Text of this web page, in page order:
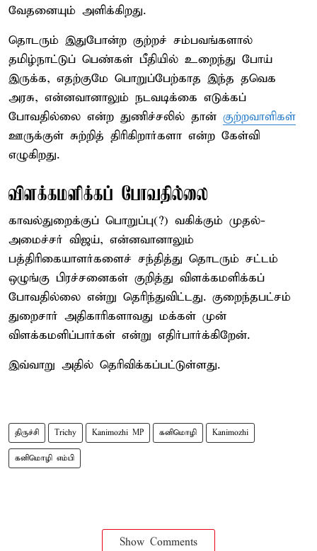
வேதனையும் அளிக்கிறது.
தொடரும் இதுபோன்ற குற்றச் சம்பவங்களால்
தமிழ்நாட்டுப் பெண்கள் பீதியில் உறைந்து போய்
இருக்க, எதற்குமே பொறுப்பேற்காத இந்த தவெக
அரசு, என்னவானாலும் நடவடிக்கை எடுக்கப்
போவதில்லை என்ற துணிச்சலில் தான் குற்றவாளிகள்
ஊருக்குள் சுற்றித் திரிகிறார்களா என்ற கேள்வி
எழுகிறது.
விளக்கமளிக்கப் போவதில்லை
காவல்துறைக்குப் பொறுப்பு(?) வகிக்கும் முதல்-
அமைச்சர் விஜய், என்னவானாலும்
பத்திரிகையாளர்களைச் சந்தித்து தொடரும் சட்டம்
ஒழுங்கு பிரச்சனைகள் குறித்து விளக்கமளிக்கப்
போவதில்லை என்று தெரிந்துவிட்டது. குறைந்தபட்சம்
துறைசார் அதிகாரிகளாவது மக்கள் முன்
விளக்கமளிப்பார்கள் என்று எதிர்பார்க்கிறேன்.
இவ்வாறு அதில் தெரிவிக்கப்பட்டுள்ளது.
திருச்சி Trichy Kanimozhi MP கனிமொழி Kanimozhi
கனிமொழி எம்பி
Show Comments